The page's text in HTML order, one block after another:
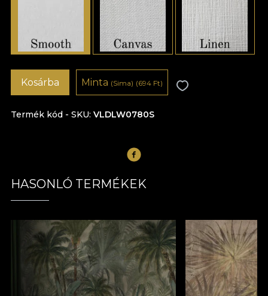
Termék kód - SKU VLDLW0780S
Kosárba Minta (Sima) (694 Ft)
HASONLÓ TERMÉKEK